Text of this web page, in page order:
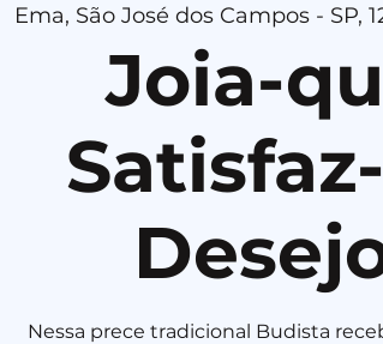
Ema, São José dos Campos - SP,
Joia-
Nessa prece tradicional Budista